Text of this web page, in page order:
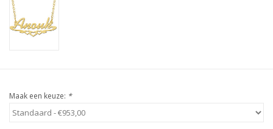
Maak een keuze: *